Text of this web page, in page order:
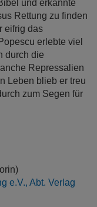
und erkannte
Rettung zu finden
eifrig das
erlebte viel
durch die
Repressalien
Leben blieb er treu
zum Segen für
e.V., Abt. Verlag